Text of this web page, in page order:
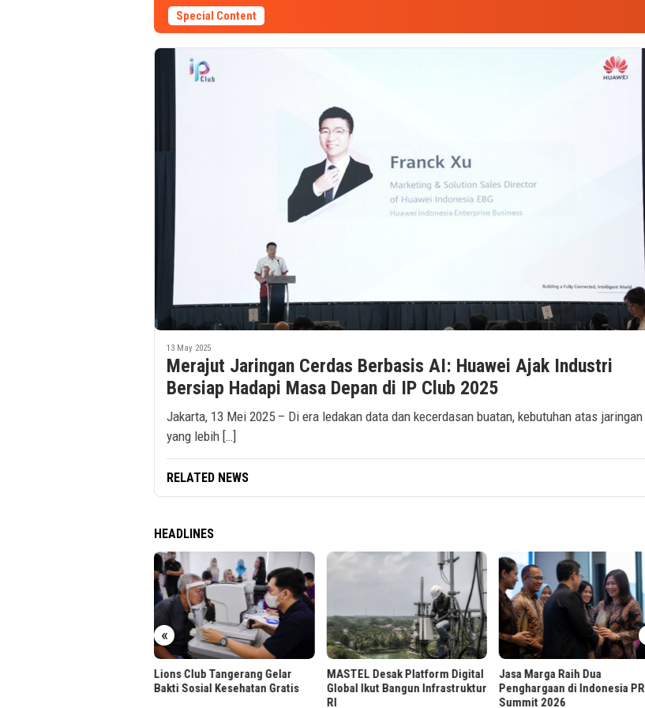
Special Content
13 May 2025
Merajut Jaringan Cerdas Berbasis AI: Huawei Ajak Industri
Bersiap Hadapi Masa Depan di IP Club 2025
Jakarta, 13 Mei 2025 – Di era ledakan data dan kecerdasan buatan, kebutuhan atas jaringan
yang lebih […]
RELATED NEWS
HEADLINES
«
Lions Club Tangerang Gelar
Bakti Sosial Kesehatan Gratis
MASTEL Desak Platform Digital
Global Ikut Bangun Infrastruktur
RI
Jasa Marga Raih Dua
Penghargaan di Indonesia PR
Summit 2026